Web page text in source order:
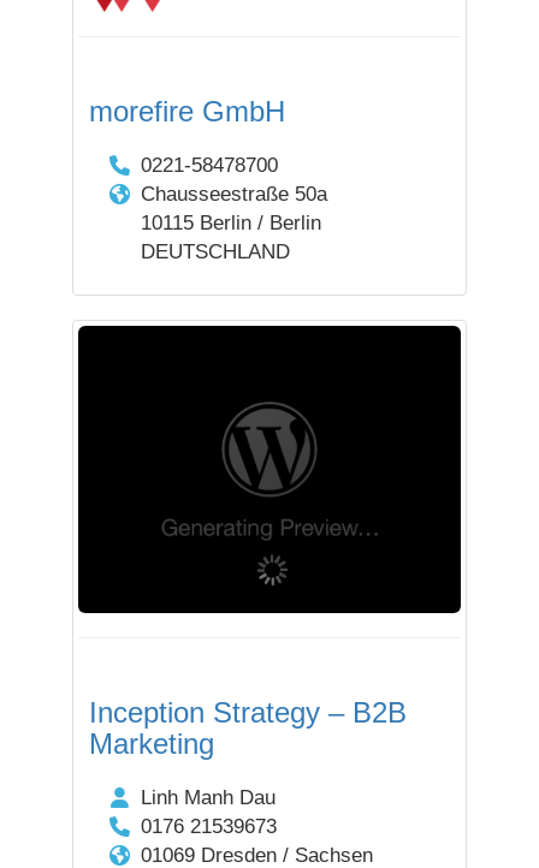
morefire GmbH
0221‑58478700
Chausseestraße 50a
10115 Berlin / Berlin
DEUTSCHLAND
Inception Strategy – B2B
Marketing
Linh Manh Dau
0176 21539673
01069 Dresden / Sachsen